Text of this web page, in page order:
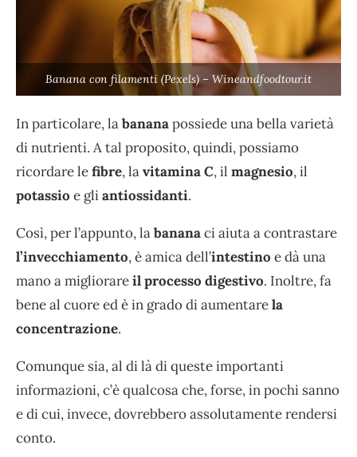
Banana con filamenti (Pexels) – Wineandfoodtour.it
In particolare, labananapossiede unabella varietà
di nutrienti. A tal proposito, quindi, possiamo
ricordare lefibre, lavitamina C, il magnesio, il
potassio e gliantiossidanti.
Così, per l’appunto, labananaci aiuta a contrastare
l’invecchiamento, è amica dell’intestino e dà una
mano a migliorareil processo digestivo. Inoltre, fa
bene al cuore ed è in grado di aumentarela
concentrazione.
Comunque sia, al di là di queste importanti
informazioni, c’è qualcosa che, forse, in pochi sanno
e di cui, invece, dovrebbero assolutamente rendersi
conto.